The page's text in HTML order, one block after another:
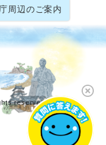
周辺のご案内
reserved.